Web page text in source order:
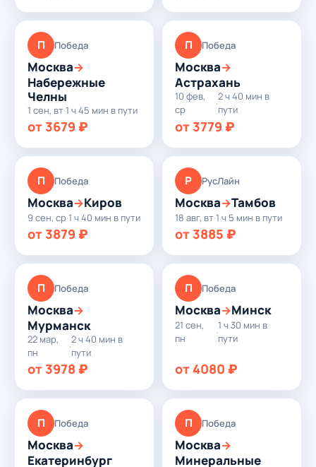
П Победа
Москва→
Набережные
Челны
1 сен, вт·1 ч 45 мин в пути
от 3679 ₽
П Победа
Москва→
Астрахань
10 фев,
ср
·
2 ч 40 мин в
пути
от 3779 ₽
П Победа
Москва→Киров
9 сен, ср·1 ч 40 мин в пути
от 3879 ₽
Р РусЛайн
Москва→Тамбов
18 авг, вт·1 ч 5 мин в пути
от 3885 ₽
П Победа
Москва→
Мурманск
22 мар,
пн
·
2 ч 40 мин в
пути
от 3978 ₽
П Победа
Москва→Минск
21 сен,
пн
·
1 ч 30 мин в
пути
от 4080 ₽
П Победа
Москва→
Екатеринбург
П Победа
Москва→
Минеральные